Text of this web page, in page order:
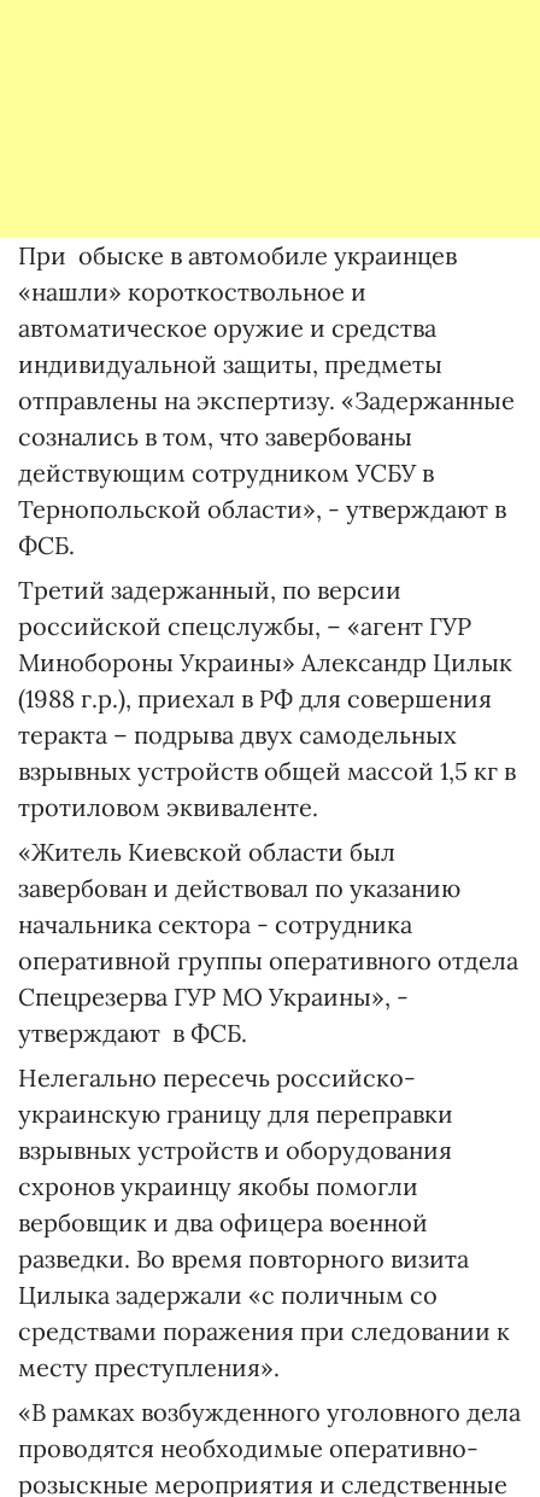
При обыске в автомобиле украинцев
«нашли» короткоствольное и
автоматическое оружие и средства
индивидуальной защиты, предметы
отправлены на экспертизу. «Задержанные
сознались в том, что завербованы
действующим сотрудником УСБУ в
Тернопольской области», - утверждают в
ФСБ.
Третий задержанный, по версии
российской спецслужбы, – «агент ГУР
Минобороны Украины» Александр Цилык
(1988 г.р.), приехал в РФ для совершения
теракта – подрыва двух самодельных
взрывных устройств общей массой 1,5 кг в
тротиловом эквиваленте.
«Житель Киевской области был
завербован и действовал по указанию
начальника сектора - сотрудника
оперативной группы оперативного отдела
Спецрезерва ГУР МО Украины», -
утверждают в ФСБ.
Нелегально пересечь российско-
украинскую границу для переправки
взрывных устройств и оборудования
схронов украинцу якобы помогли
вербовщик и два офицера военной
разведки. Во время повторного визита
Цилыка задержали «с поличным со
средствами поражения при следовании к
месту преступления».
«В рамках возбужденного уголовного дела
проводятся необходимые оперативно-
розыскные мероприятия и следственные